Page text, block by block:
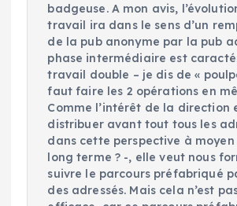
badgeuse. A mon avis,
travail ira dans le sens d’un
de la pub anonyme par la pub
phase intermédiaire est
travail double – je dis de «
faut faire les 2 opérations en
Comme l’intérêt de la direction
distribuer avant tout tous les
dans cette perspective à moyen
long terme ? -, elle veut nous
suivre le parcours préfabriqué
des adressés. Mais cela n’est